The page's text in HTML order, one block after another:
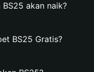
akan naik?
BS25 Gratis?